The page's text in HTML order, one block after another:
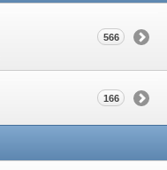
566
166